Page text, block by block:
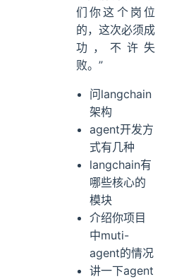
们你这个岗位
的，这次必须成
功，不许失
败。”
问langchain
架构
agent开发方
式有几种
langchain有
哪些核心的
模块
介绍你项目
中muti-
agent的情况
讲一下agent